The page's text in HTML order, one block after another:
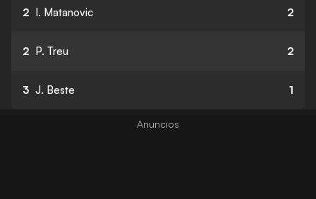
2 I. Matanovic 2
2 P. Treu 2
3 J. Beste 1